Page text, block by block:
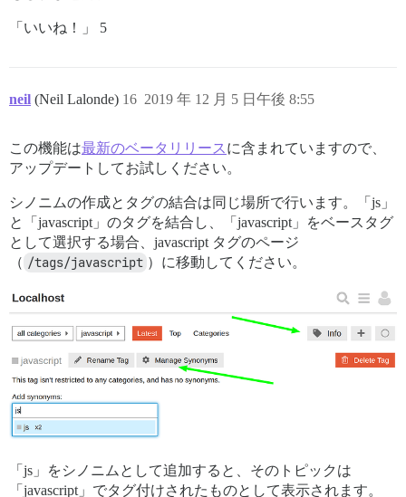
「いいね！」 5
neil (Neil Lalonde) 2019 年 12 月 5 日午後 8:55
16
この機能は最新のベータリリース に含まれていますので、
アップデートしてお試しください。
シノニムの作成とタグの結合は同じ場所で行います。「js」
と「javascript」のタグを結合し、「javascript」をベースタグ
として選択する場合、javascript タグのページ
（ /tags/javascript ）に移動してください。
「js」をシノニムとして追加すると、そのトピックは
「javascript」でタグ付けされたものとして表示されます。